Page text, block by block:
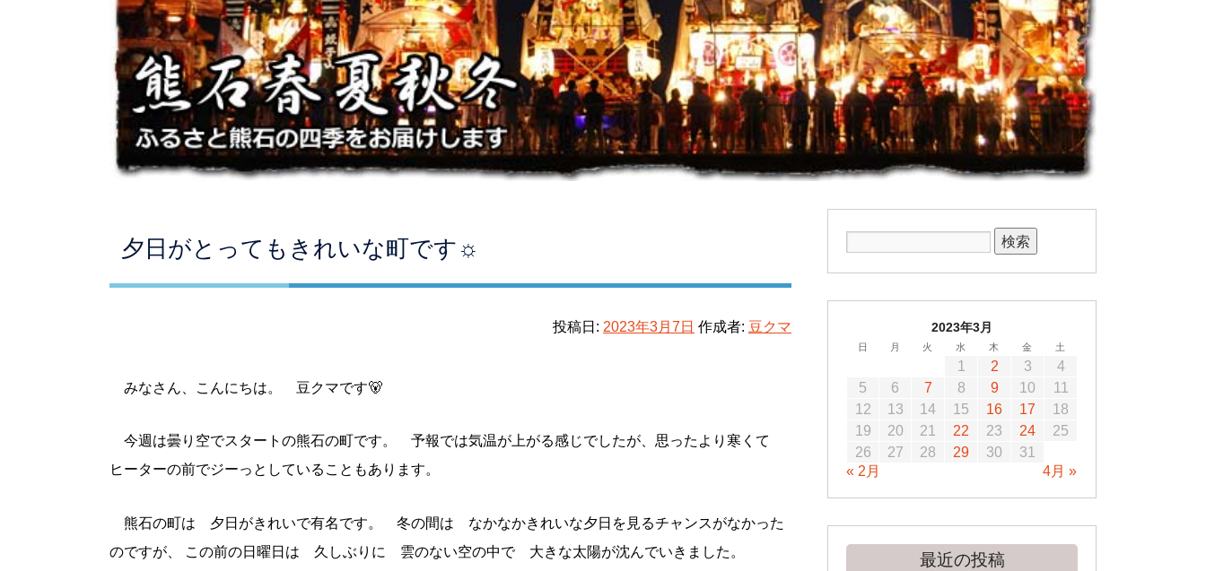
夕日がとってもきれいな町です☼
投稿日: 2023年3月7日 作成者: 豆クマ
みなさん、こんにちは。 豆クマです🐻
今週は曇り空でスタートの熊石の町です。 予報では気温が上がる感じでしたが、思ったより寒くて
ヒーターの前でジーっとしていることもあります。
熊石の町は 夕日がきれいで有名です。 冬の間は なかなかきれいな夕日を見るチャンスがなかった
のですが、 この前の日曜日は 久しぶりに 雲のない空の中で 大きな太陽が沈んでいきました。
2023年3月
日 月 火 水 木 金 土
1 2 3
4
5
6 7 8 9 10
11
12
13 14 15 16 17
18
19
20 21 22 23 24
25
26
27 28 29 30
31
« 2月
4月 »
最近の投稿